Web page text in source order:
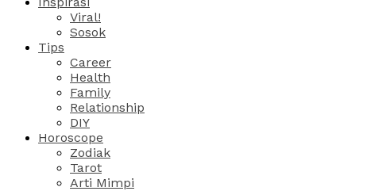
Viral!
Sosok
Tips
Career
Health
Family
Relationship
DIY
Horoscope
Zodiak
Tarot
Arti Mimpi